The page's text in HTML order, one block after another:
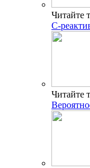
Читайте
С-
Читайте